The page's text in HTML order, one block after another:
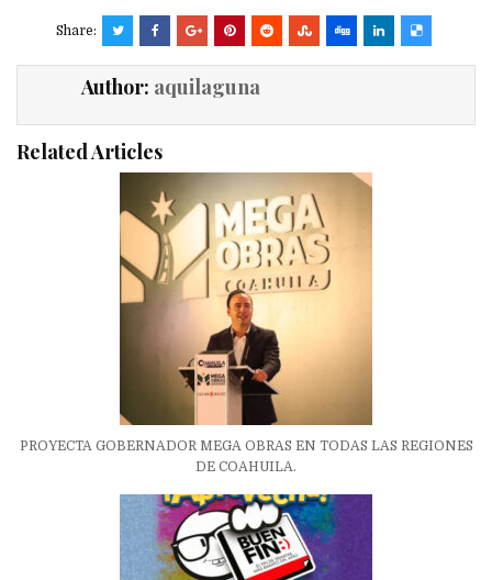
Share:
Author: aquilaguna
Related Articles
PROYECTA GOBERNADOR MEGA OBRAS EN TODAS LAS REGIONES
DE COAHUILA.